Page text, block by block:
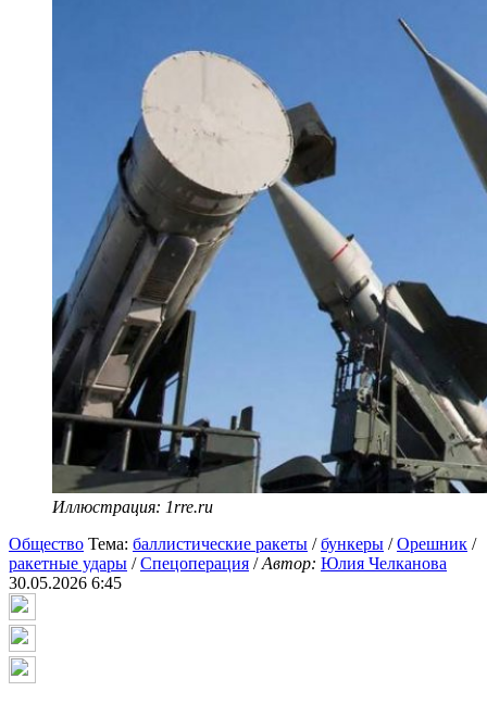
Иллюстрация: 1rre.ru
Общество Тема: баллистические ракеты /бункеры /Орешник /
ракетные удары /Спецоперация /Автор: Юлия Челканова
30.05.2026 6:45